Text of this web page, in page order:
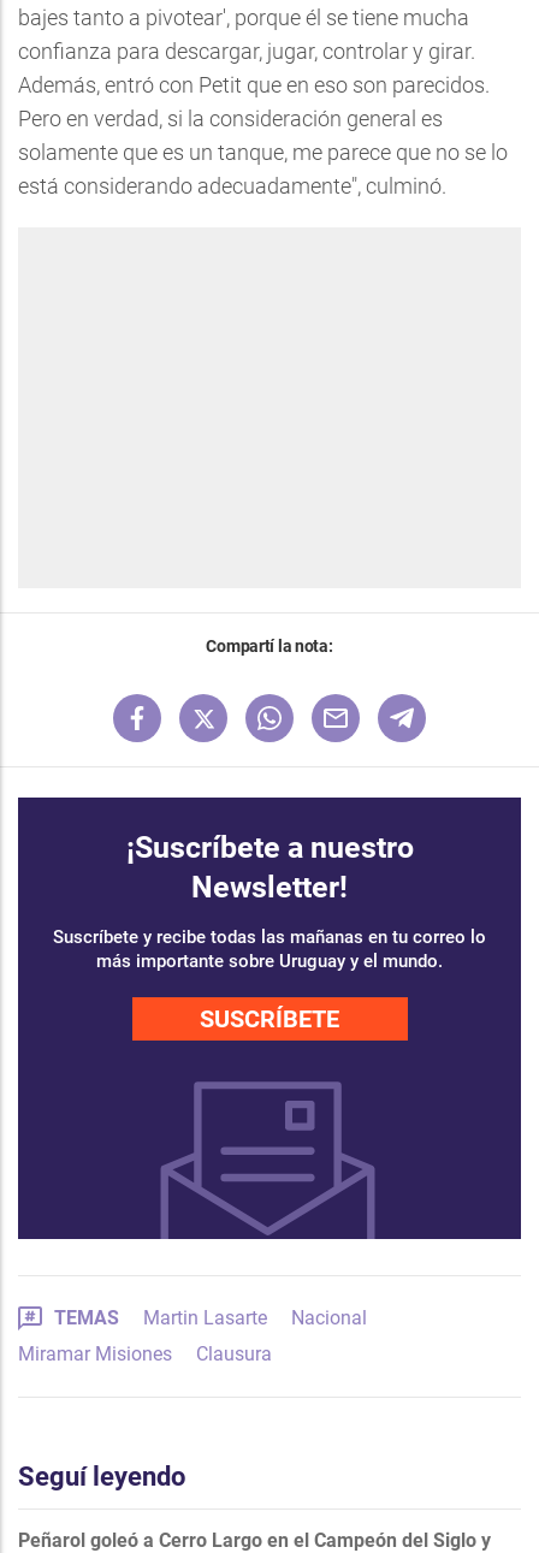
bajes tanto a pivotear', porque él se tiene mucha
confianza para descargar, jugar, controlar y girar.
Además, entró con Petit que en eso son parecidos.
Pero en verdad, si la consideración general es
solamente que es un tanque, me parece que no se lo
está considerando adecuadamente", culminó.
Compartí la nota:
¡Suscríbete a nuestro
Newsletter!
Suscríbete y recibe todas las mañanas en tu correo lo
más importante sobre Uruguay y el mundo.
SUSCRÍBETE
TEMAS Martin Lasarte
Nacional
Miramar Misiones
Clausura
Seguí leyendo
Peñarol goleó a Cerro Largo en el Campeón del Siglo y